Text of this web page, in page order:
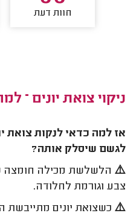
חוות דעת
ניקוי צואת יונים –
אז למה כדאי לנקות צואת
לגשם שיסלק אותה?
⚠️ הלשלשת מכילה חומצה
צבע וגורמת לחלודה.
⚠️ כשצואת יונים